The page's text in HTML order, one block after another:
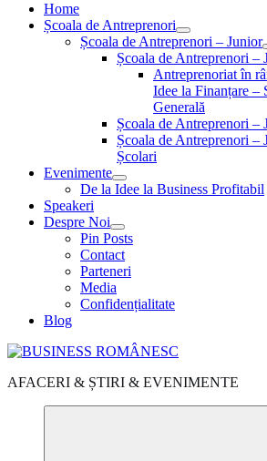
Home
Școala de Antreprenori
Școala de Antreprenori – Junior
Școala de Antreprenori –
Antreprenoriat în
Idee la Finanțare –
Generală
Școala de Antreprenori –
Școala de Antreprenori –
Școlari
Evenimente
De la Idee la Business Profitabil
Speakeri
Despre Noi
Pin Posts
Contact
Parteneri
Media
Confidențialitate
Blog
AFACERI & ȘTIRI & EVENIMENTE